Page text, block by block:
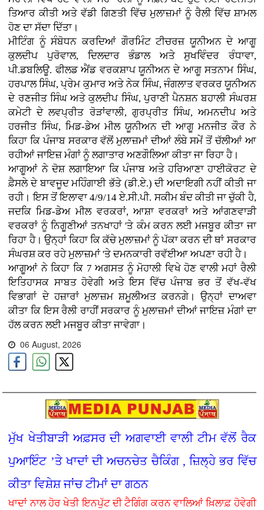
ਤਿਆਰ ਕੀਤੀ ਅਤੇ ਵੱਡੀ ਗਿਣਤੀ ਵਿੱਚ ਮੁਲਾਜ਼ਮਾਂ ਨੂੰ ਰੈਲੀ ਵਿੱਚ ਸ਼ਾਮਲ
ਹੋਣ ਦਾ ਸੱਦਾ ਦਿੱਤਾ।
ਮੀਟਿੰਗ ਨੂੰ ਸੰਬੋਧਨ ਕਰਦਿਆਂ ਗੌਰਮਿੰਟ ਟੀਚਰਜ਼ ਯੂਨੀਅਨ ਦੇ ਆਗੂ
ਕੁਲਦੀਪ ਪੁਰੋਵਾਲ, ਦਿਲਦਾਰ ਭੰਡਾਲ ਅਤੇ ਸੁਖਵਿੰਦਰ ਰੰਧਾਵਾ,
ਪੀ.ਡਬਲਿਊ. ਫੀਲਡ ਐਂਡ ਵਰਕਸ਼ਾਪ ਯੂਨੀਅਨ ਦੇ ਆਗੂ ਸਤਨਾਮ ਸਿੰਘ,
ਹਰਪਾਲ ਸਿੰਘ, ਪ੍ਰੇਮ ਕੁਮਾਰ ਅਤੇ ਨੇਕ ਸਿੰਘ, ਜੰਗਲਾਤ ਵਰਕਰ ਯੂਨੀਅਨ
ਦੇ ਰਣਜੀਤ ਸਿੰਘ ਅਤੇ ਕੁਲਦੀਪ ਸਿੰਘ, ਪੁਰਾਣੀ ਪੈਨਸ਼ਨ ਬਹਾਲੀ ਸੰਘਰਸ਼
ਕਮੇਟੀ ਦੇ ਲਵਪ੍ਰੀਤ ਰੋੜਾਂਵਾਲੀ, ਗੁਰਪ੍ਰੀਤ ਸਿੰਘ, ਅਮਨਦੀਪ ਅਤੇ
ਹਰਜੀਤ ਸਿੰਘ, ਮਿਡ-ਡੇਅ ਮੀਲ ਯੂਨੀਅਨ ਦੀ ਆਗੂ ਮਨਜੀਤ ਕੌਰ ਨੇ
ਕਿਹਾ ਕਿ ਪੰਜਾਬ ਸਰਕਾਰ ਵੱਲੋਂ ਮੁਲਾਜ਼ਮਾਂ ਦੀਆਂ ਲੰਬੇ ਸਮੇਂ ਤੋਂ ਚੱਲੀਆਂ ਆ
ਰਹੀਆਂ ਜਾਇਜ਼ ਮੰਗਾਂ ਨੂੰ ਲਗਾਤਾਰ ਅਣਗੌਲਿਆ ਕੀਤਾ ਜਾ ਰਿਹਾ ਹੈ।
ਆਗੂਆਂ ਨੇ ਦੋਸ਼ ਲਗਾਇਆ ਕਿ ਪੰਜਾਬ ਅਤੇ ਹਰਿਆਣਾ ਹਾਈਕੋਰਟ ਦੇ
ਫ਼ੈਸਲੇ ਦੇ ਬਾਵਜੂਦ ਮਹਿੰਗਾਈ ਭੱਤੇ (ਡੀ.ਏ.) ਦੀ ਅਦਾਇਗੀ ਨਹੀਂ ਕੀਤੀ ਜਾ
ਰਹੀ। ਇਸ ਤੋਂ ਇਲਾਵਾ 4/9/14 ਏ.ਸੀ.ਪੀ. ਸਕੀਮ ਬੰਦ ਕੀਤੀ ਜਾ ਚੁੱਕੀ ਹੈ,
ਜਦਕਿ ਮਿਡ-ਡੇਅ ਮੀਲ ਵਰਕਰਾਂ, ਆਸ਼ਾ ਵਰਕਰਾਂ ਅਤੇ ਆਂਗਣਵਾੜੀ
ਵਰਕਰਾਂ ਨੂੰ ਨਿਗੂਣੀਆਂ ਤਨਖਾਹਾਂ 'ਤੇ ਕੰਮ ਕਰਨ ਲਈ ਮਜਬੂਰ ਕੀਤਾ ਜਾ
ਰਿਹਾ ਹੈ। ਉਨ੍ਹਾਂ ਕਿਹਾ ਕਿ ਕੱਚੇ ਮੁਲਾਜ਼ਮਾਂ ਨੂੰ ਪੱਕਾ ਕਰਨ ਦੀ ਥਾਂ ਸਰਕਾਰ
ਸੰਘਰਸ਼ ਕਰ ਰਹੇ ਮੁਲਾਜ਼ਮਾਂ 'ਤੇ ਦਮਨਕਾਰੀ ਰਵੱਈਆ ਅਪਣਾ ਰਹੀ ਹੈ।
ਆਗੂਆਂ ਨੇ ਕਿਹਾ ਕਿ 7 ਅਗਸਤ ਨੂੰ ਮੋਹਾਲੀ ਵਿਖੇ ਹੋਣ ਵਾਲੀ ਮਹਾਂ ਰੈਲੀ
ਇਤਿਹਾਸਕ ਸਾਬਤ ਹੋਵੇਗੀ ਅਤੇ ਇਸ ਵਿੱਚ ਪੰਜਾਬ ਭਰ ਤੋਂ ਵੱਖ-ਵੱਖ
ਵਿਭਾਗਾਂ ਦੇ ਹਜ਼ਾਰਾਂ ਮੁਲਾਜ਼ਮ ਸ਼ਮੂਲੀਅਤ ਕਰਨਗੇ। ਉਨ੍ਹਾਂ ਦਾਅਵਾ
ਕੀਤਾ ਕਿ ਇਸ ਰੈਲੀ ਰਾਹੀਂ ਸਰਕਾਰ ਨੂੰ ਮੁਲਾਜ਼ਮਾਂ ਦੀਆਂ ਜਾਇਜ਼ ਮੰਗਾਂ ਦਾ
ਹੱਲ ਕਰਨ ਲਈ ਮਜਬੂਰ ਕੀਤਾ ਜਾਵੇਗਾ।
06 August, 2026
ਮੁੱਖ ਖੇਤੀਬਾੜੀ ਅਫ਼ਸਰ ਦੀ ਅਗਵਾਈ ਵਾਲੀ ਟੀਮ ਵੱਲੋਂ ਰੈਕ
ਪੁਆਇੰਟ ’ਤੇ ਖਾਦਾਂ ਦੀ ਅਚਨਚੇਤ ਚੈਕਿੰਗ , ਜ਼ਿਲ੍ਹੇ ਭਰ ਵਿੱਚ
ਕੀਤਾ ਵਿਸ਼ੇਸ਼ ਜਾਂਚ ਟੀਮਾਂ ਦਾ ਗਠਨ
ਖਾਦਾਂ ਨਾਲ ਹੋਰ ਖੇਤੀ ਇਨਪੁੱਟ ਦੀ ਟੈਗਿੰਗ ਕਰਨ ਵਾਲਿਆਂ ਖ਼ਿਲਾਫ਼ ਹੋਵੇਗੀ